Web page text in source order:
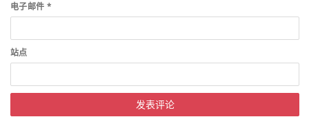
电子邮件*
站点